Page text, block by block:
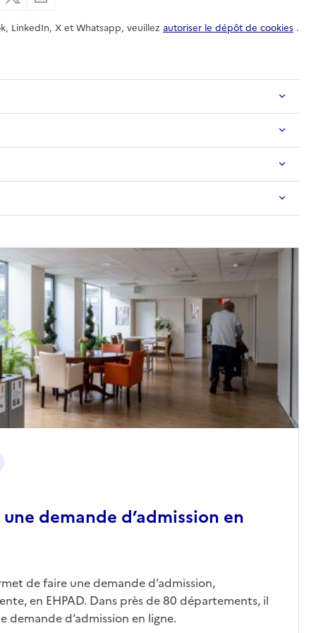
LinkedIn, X et Whatsapp, veuillez autoriser le dépôt de cookies .
demande d’admission en
de faire une demande d’admission,
en EHPAD. Dans près de 80 départements, il
demande d’admission en ligne.